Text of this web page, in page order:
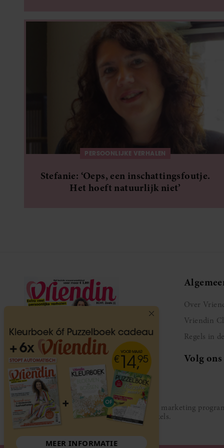
PERSOONLIJKE VERHALEN
Stefanie: ‘Oeps, een inschattingsfoutje.
Het hoeft natuurlijk niet’
Over
Vriendin
Regels in
Volg ons
Vriendin participeert in diverse affiliate marketing
gesponsord door de genoemde webwinkels.
MEER INFORMATIE